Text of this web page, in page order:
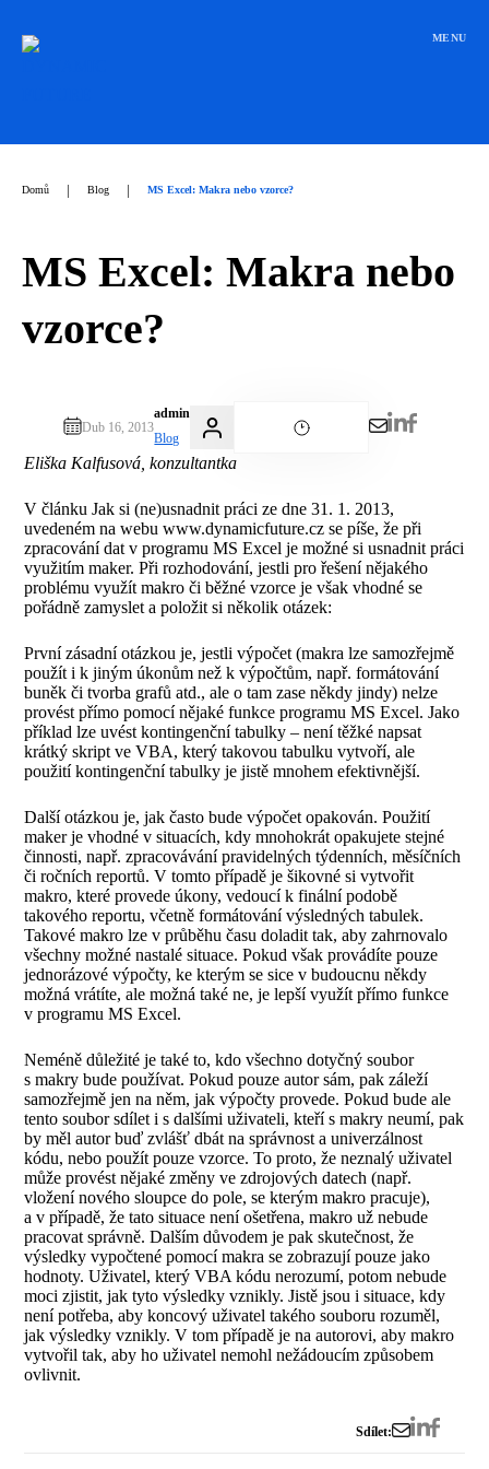
MENU
Domů | Blog | MS Excel: Makra nebo vzorce?
MS Excel: Makra nebo
vzorce?
Dub 16, 2013
admin
Blog
Eliška Kalfusová, konzultantka
V článku Jak si (ne)usnadnit práci ze dne 31. 1. 2013,
uvedeném na webu www.dynamicfuture.cz se píše, že při
zpracování dat v programu MS Excel je možné si usnadnit práci
využitím maker. Při rozhodování, jestli pro řešení nějakého
problému využít makro či běžné vzorce je však vhodné se
pořádně zamyslet a položit si několik otázek:
První zásadní otázkou je, jestli výpočet (makra lze samozřejmě
použít i k jiným úkonům než k výpočtům, např. formátování
buněk či tvorba grafů atd., ale o tam zase někdy jindy) nelze
provést přímo pomocí nějaké funkce programu MS Excel. Jako
příklad lze uvést kontingenční tabulky – není těžké napsat
krátký skript ve VBA, který takovou tabulku vytvoří, ale
použití kontingenční tabulky je jistě mnohem efektivnější.
Další otázkou je, jak často bude výpočet opakován. Použití
maker je vhodné v situacích, kdy mnohokrát opakujete stejné
činnosti, např. zpracovávání pravidelných týdenních, měsíčních
či ročních reportů. V tomto případě je šikovné si vytvořit
makro, které provede úkony, vedoucí k finální podobě
takového reportu, včetně formátování výsledných tabulek.
Takové makro lze v průběhu času doladit tak, aby zahrnovalo
všechny možné nastalé situace. Pokud však provádíte pouze
jednorázové výpočty, ke kterým se sice v budoucnu někdy
možná vrátíte, ale možná také ne, je lepší využít přímo funkce
v programu MS Excel.
Neméně důležité je také to, kdo všechno dotyčný soubor
s makry bude používat. Pokud pouze autor sám, pak záleží
samozřejmě jen na něm, jak výpočty provede. Pokud bude ale
tento soubor sdílet i s dalšími uživateli, kteří s makry neumí, pak
by měl autor buď zvlášť dbát na správnost a univerzálnost
kódu, nebo použít pouze vzorce. To proto, že neznalý uživatel
může provést nějaké změny ve zdrojových datech (např.
vložení nového sloupce do pole, se kterým makro pracuje),
a v případě, že tato situace není ošetřena, makro už nebude
pracovat správně. Dalším důvodem je pak skutečnost, že
výsledky vypočtené pomocí makra se zobrazují pouze jako
hodnoty. Uživatel, který VBA kódu nerozumí, potom nebude
moci zjistit, jak tyto výsledky vznikly. Jistě jsou i situace, kdy
není potřeba, aby koncový uživatel takého souboru rozuměl,
jak výsledky vznikly. V tom případě je na autorovi, aby makro
vytvořil tak, aby ho uživatel nemohl nežádoucím způsobem
ovlivnit.
Sdílet: